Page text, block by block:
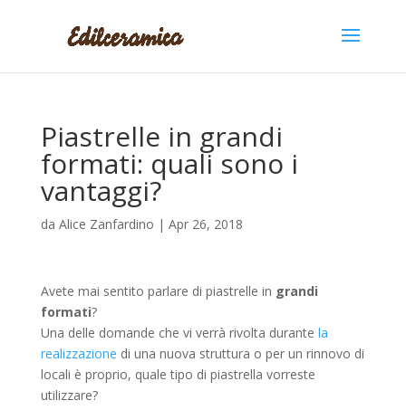
Piastrelle in grandi
formati: quali sono i
vantaggi?
da Alice Zanfardino | Apr 26, 2018
Avete mai sentito parlare di piastrelle in grandi
formati?
Una delle domande che vi verrà rivolta durante la
realizzazione di una nuova struttura o per un rinnovo di
locali è proprio, quale tipo di piastrella vorreste
utilizzare?